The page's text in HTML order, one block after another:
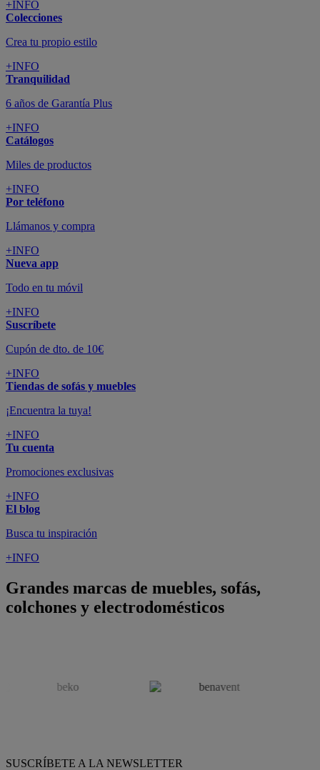
+INFO
Colecciones
Crea tu propio estilo
+INFO
Tranquilidad
6 años de Garantía Plus
+INFO
Catálogos
Miles de productos
+INFO
Por teléfono
Llámanos y compra
+INFO
Nueva app
Todo en tu móvil
+INFO
Suscríbete
Cupón de dto. de 10€
+INFO
Tiendas de sofás y muebles
¡Encuentra la tuya!
+INFO
Tu cuenta
Promociones exclusivas
+INFO
El blog
Busca tu inspiración
+INFO
Grandes marcas de muebles, sofás,
colchones y electrodomésticos
SUSCRÍBETE A LA NEWSLETTER